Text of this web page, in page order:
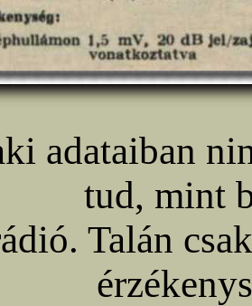
adataiban
tud, mint
Talán